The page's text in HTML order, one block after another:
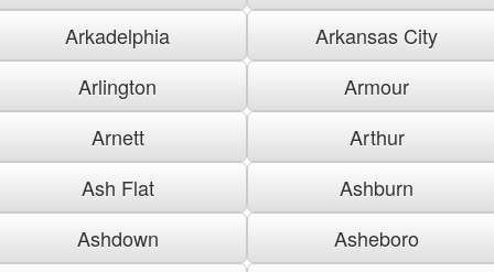
Arkadelphia
Arkansas City
Arlington
Armour
Arnett
Arthur
Ash Flat
Ashburn
Ashdown
Asheboro